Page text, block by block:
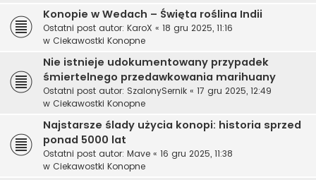
Konopie w Wedach – Święta roślina Indii
Ostatni post autor: KaroX « 18 gru 2025, 11:16
w Ciekawostki Konopne
Nie istnieje udokumentowany przypadek
śmiertelnego przedawkowania marihuany
Ostatni post autor: SzalonySernik « 17 gru 2025, 12:49
w Ciekawostki Konopne
Najstarsze ślady użycia konopi: historia sprzed
ponad 5000 lat
Ostatni post autor: Mave « 16 gru 2025, 11:38
w Ciekawostki Konopne